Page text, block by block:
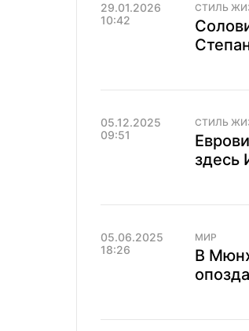
29.01.2026
10:42
СТИЛЬ
05.12.2025
09:51
СТИЛЬ
здесь
05.06.2025
18:26
МИР
В